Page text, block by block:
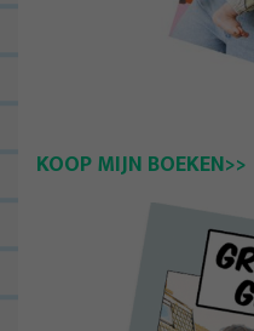
KOOP MIJN BOEKEN>>